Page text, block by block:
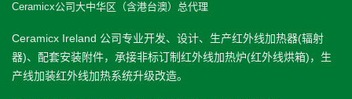
Ceramicx公司大中华区（含港台澳）总代理
Ceramicx Ireland 公司专业开发、设计、生产红外线加热器(辐射
器)、配套安装附件，承接非标订制红外线加热炉(红外线烘箱)，生
产线加装红外线加热系统升级改造。